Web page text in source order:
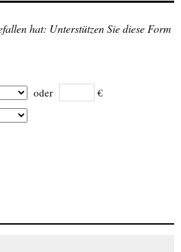
hat: Unterstützen Sie diese Form
oder €